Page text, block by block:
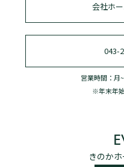
自然素材の家づくりとは？
会社ホ
043-
営業時間：
※年末年
きのか